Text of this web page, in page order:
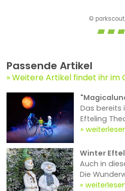
©
Passende Artikel
Weitere Artikel findet ihr im
Das bereits
Efteling
Winter
Auch in
Die